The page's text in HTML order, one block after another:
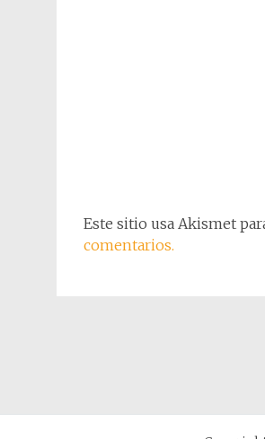
Este sitio usa Akismet
comentarios.